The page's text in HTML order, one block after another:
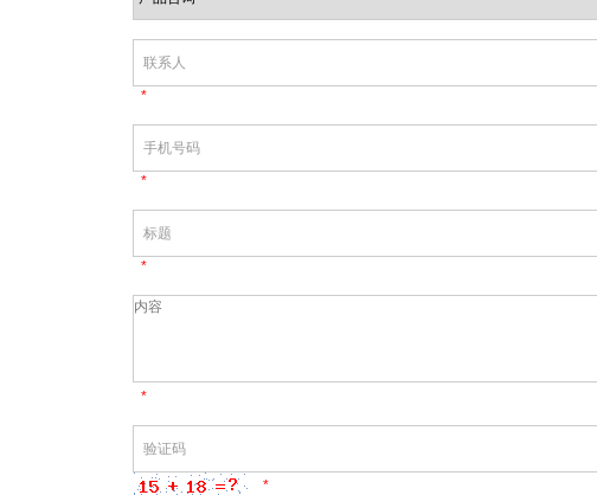
*
*
*
*
*